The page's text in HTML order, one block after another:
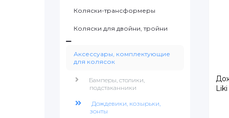
Коляски-трансформеры
Коляски для двойни, тройни
Аксессуары, комплектующие
для колясок
Бамперы, столики,
подстаканники
Дождевики, козырьки,
зонты